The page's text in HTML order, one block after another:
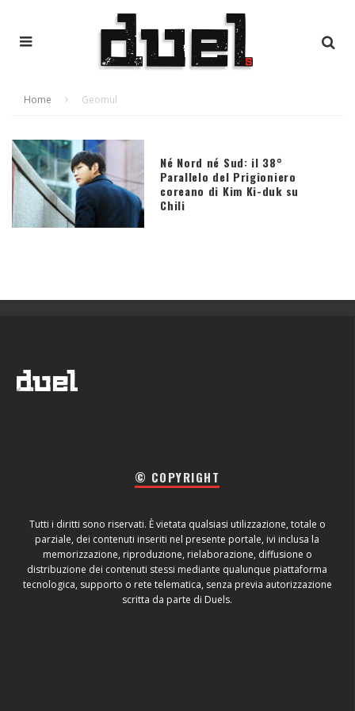
Home Geomul
Né Nord né Sud: il 38°
Parallelo del Prigioniero
coreano di Kim Ki-duk su
Chili
© COPYRIGHT
Tutti i diritti sono riservati. È vietata qualsiasi utilizzazione, totale o
parziale, dei contenuti inseriti nel presente portale, ivi inclusa la
memorizzazione, riproduzione, rielaborazione, diffusione o
distribuzione dei contenuti stessi mediante qualunque piattaforma
tecnologica, supporto o rete telematica, senza previa autorizzazione
scritta da parte di Duels.